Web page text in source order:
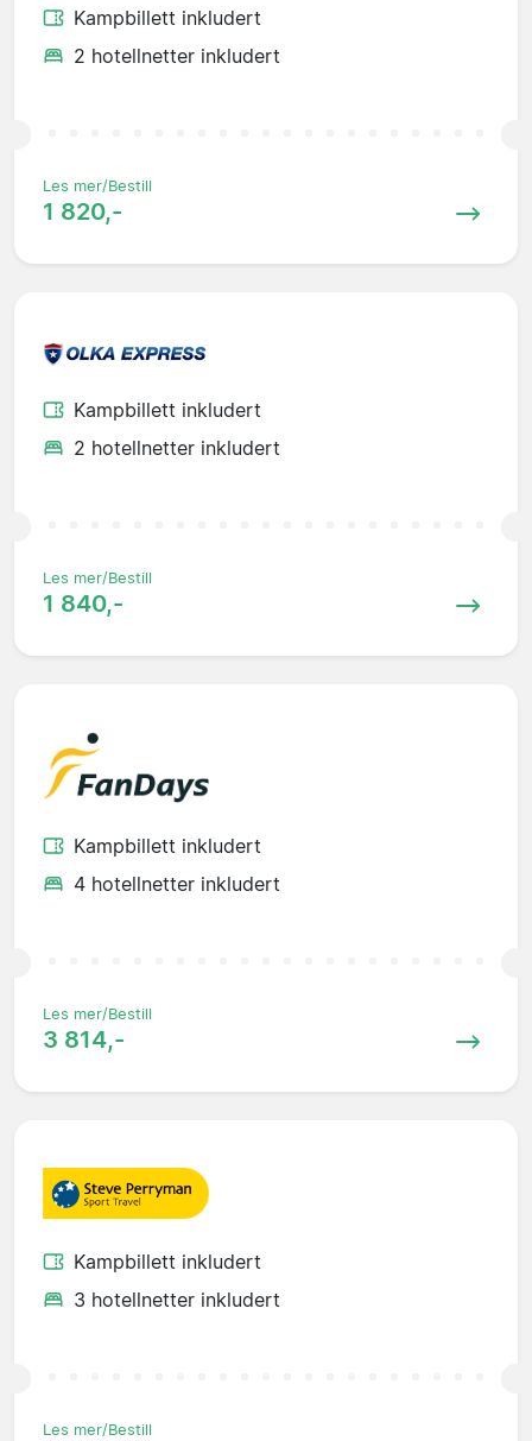
Kampbillett inkludert
2 hotellnetter inkludert
Les mer/Bestill
1 820,-
Kampbillett inkludert
2 hotellnetter inkludert
Les mer/Bestill
1 840,-
Kampbillett inkludert
4 hotellnetter inkludert
Les mer/Bestill
3 814,-
Kampbillett inkludert
3 hotellnetter inkludert
Les mer/Bestill